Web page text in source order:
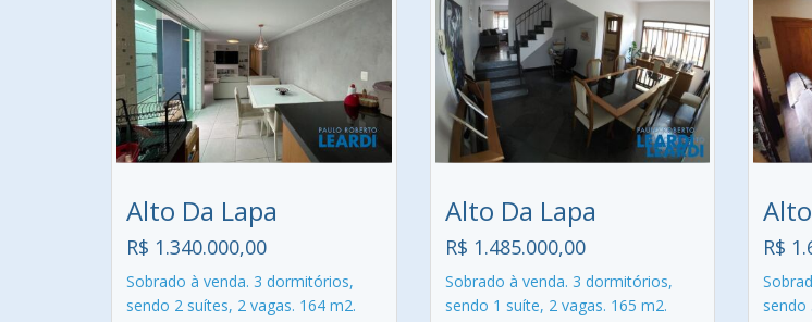
Alto Da Lapa
R$ 1.340.000,00
Sobrado à venda. 3 dormitórios,
sendo 2 suítes, 2 vagas. 164 m2.
Alto Da Lapa
R$ 1.485.000,00
Sobrado à venda. 3 dormitórios,
sendo 1 suíte, 2 vagas. 165 m2.
R$
sendo